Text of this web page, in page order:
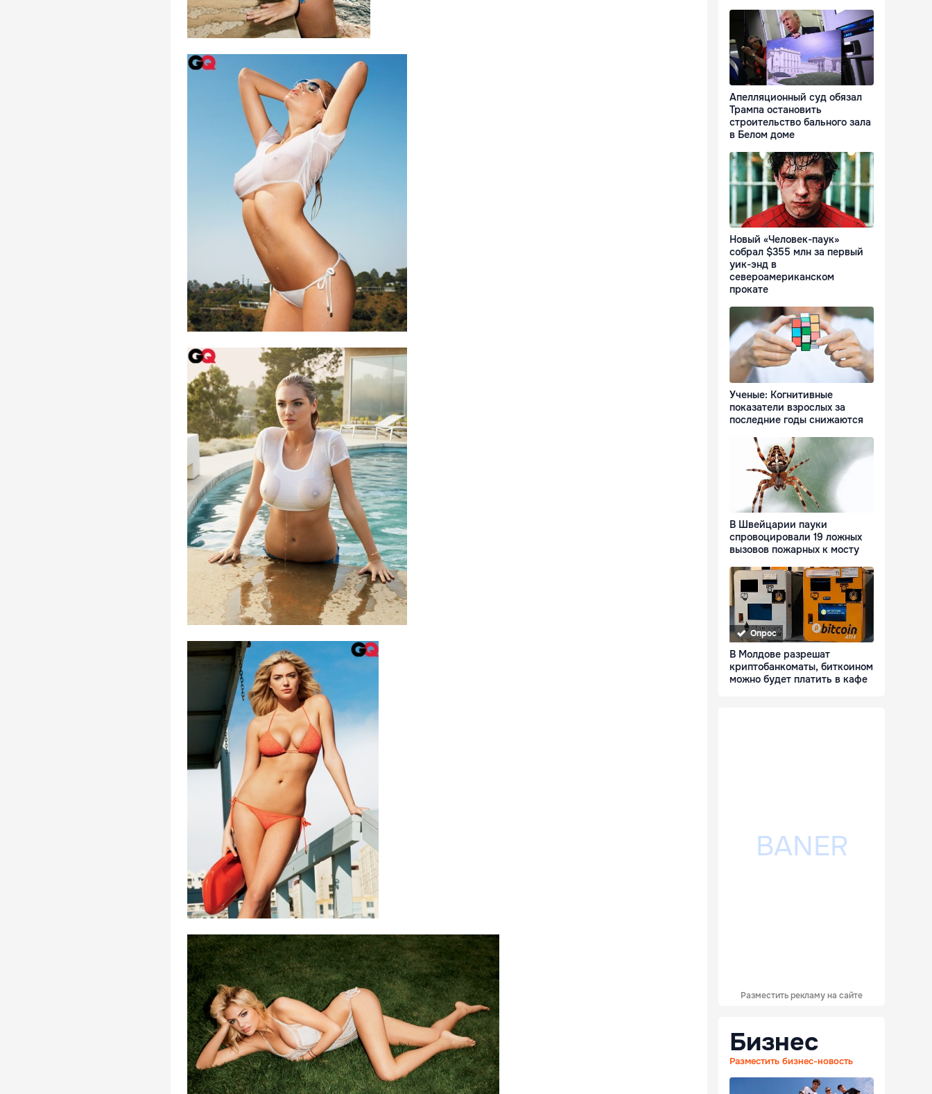
Апелляционный суд обязал
Трампа остановить
строительство бального зала
в Белом доме
Новый «Человек-паук»
собрал $355 млн за первый
уик-энд в
североамериканском
прокате
Ученые: Когнитивные
показатели взрослых за
последние годы снижаются
В Швейцарии пауки
спровоцировали 19 ложных
вызовов пожарных к мосту
Опрос
В Молдове разрешат
криптобанкоматы, биткоином
можно будет платить в кафе
Разместить рекламу на сайте
Бизнес
Разместить бизнес-новость